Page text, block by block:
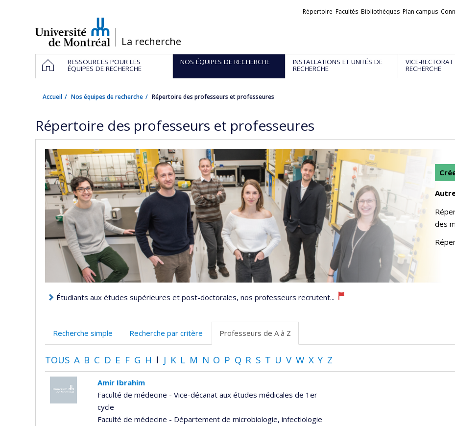
/La recherche
Liens
Répertoire Facultés Bibliothèques Plan campus
Navigation
principale
ACCUEILRESSOURCES POUR LES
ÉQUIPES DE RECHERCHE
NOS ÉQUIPES DE RECHERCHE INSTALLATIONS ET UNITÉS DE
RECHERCHE
VICE-
RECHERCHE
Accueil Nos équipes de recherche Répertoire des professeurs et professeures
Répertoire des professeurs et professeures
des
Étudiants aux études supérieures et post-doctorales, nos professeurs recrutent...
Recherche simple Recherche par critère Professeurs de A à Z
TOUS A B C D E F G H I J K L M N O P Q R S T U V W X Y Z
Amir Ibrahim
Faculté de médecine - Vice-décanat aux études médicales de 1er
cycle
Faculté de médecine - Département de microbiologie, infectiologie